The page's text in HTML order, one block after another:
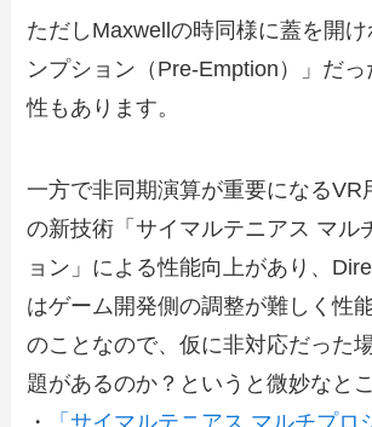
ただしMaxwellの時同様に蓋を開
ンプション（Pre-Emption）」だ
性もあります。
一方で非同期演算が重要になるVR
の新技術「サイマルテニアス マル
ョン」による性能向上があり、
はゲーム開発側の調整が難しく性
のことなので、仮に非対応だった
題があるのか？というと微妙なと